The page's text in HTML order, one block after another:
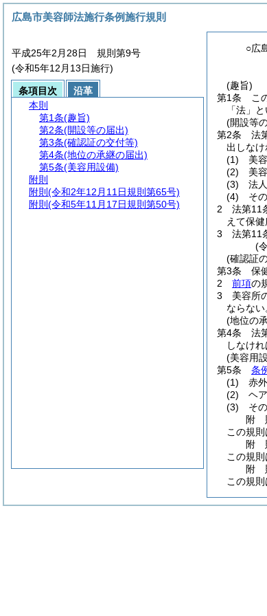
○広
(趣旨)
第1条
こ
「法」
(開設等
第2条
法
出しなけ
(1)
美
(2)
美
(3)
法
(4)
そ
2
法第11
えて保
3
法第11
(
(確認証
第3条
保
2
前項の
3
美容所
ならない
(地位の
第4条
法
しなけれ
(美容用
第5条
条
(1)
赤
(2)
ヘ
(3)
そ
附
この規
附
この規
附
この規
広島市美容師法施行条例施行規則
平成25年2月28日 規則第9号
(令和5年12月13日施行)
条項目次
沿革
本則
第1条(趣旨)
第2条(開設等の届出)
第3条(確認証の交付等)
第4条(地位の承継の届出)
第5条(美容用設備)
附則
附則 (令和2年12月11日規則第65号)
附則 (令和5年11月17日規則第50号)